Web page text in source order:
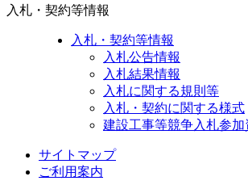
入札・契約等情報
入札・契約等情報
入札公告情報
入札結果情報
入札に関する規則等
入札・契約に関する様式
建設工事等競争入札参
サイトマップ
ご利用案内